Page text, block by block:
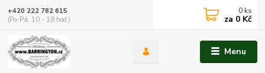
Menu
+420 222 782 615
(Po-Pá, 10 - 18 hod.)
0 ks
za 0 Kč